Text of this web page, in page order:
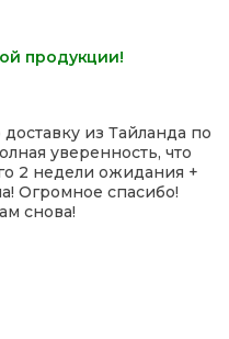
продукции!
из Тайланда по
уверенность, что
2 недели ожидания +
Огромное спасибо!
снова!